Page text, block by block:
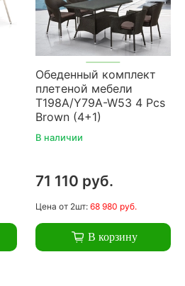
Обеденный комплект
плетеной мебели
T198A/Y79A-W53 4 Pcs
Brown (4+1)
В наличии
71 110 руб.
Цена от 2шт: 68 980 руб.
В корзину